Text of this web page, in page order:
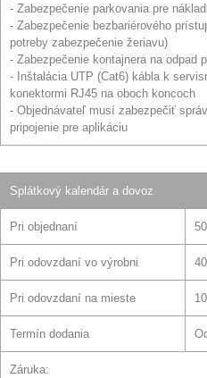
- Zabezpečenie parkovania pre
- Zabezpečenie bezbariérového
potreby zabezpečenie žeriavu)
- Zabezpečenie kontajnera na odpad
- Inštalácia UTP (Cat6) kábla k
konektormi RJ45 na oboch koncoch
- Objednávateľ musí zabezpečiť
pripojenie pre aplikáciu
Splátkový kalendár a dovoz
Pri objednaní
Pri odovzdaní vo výrobni
Pri odovzdaní na mieste
Termín dodania
Záruka: